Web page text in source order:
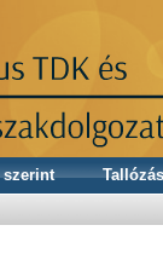
szerint